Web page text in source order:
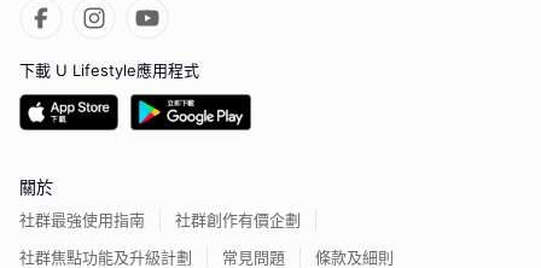
下載 U Lifestyle應用程式
關於
社群最強使用指南
社群創作有價企劃
社群焦點功能及升級計劃
常見問題 條款及細則